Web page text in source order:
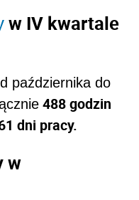
w IV kwartale
października do
488 godzin
dni pracy.
w